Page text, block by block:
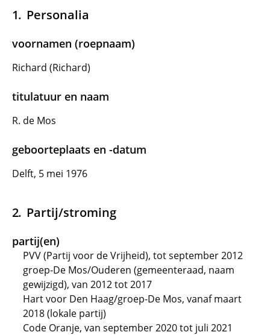
Personalia
voornamen (roepnaam)
Richard (Richard)
titulatuur en naam
R. de Mos
geboorteplaats en -datum
Delft, 5 mei 1976
Partij/stroming
partij(en)
PVV (Partij voor de Vrijheid), tot september 2012
groep-De Mos/Ouderen (gemeenteraad, naam
gewijzigd), van 2012 tot 2017
Hart voor Den Haag/groep-De Mos, vanaf maart
2018 (lokale partij)
Code Oranje, van september 2020 tot juli 2021